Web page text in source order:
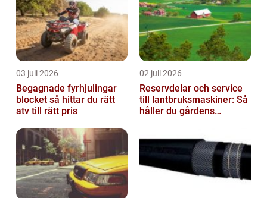
03 juli 2026
Begagnade fyrhjulingar
blocket så hittar du rätt
atv till rätt pris
02 juli 2026
Reservdelar och service
till lantbruksmaskiner: Så
håller du gårdens